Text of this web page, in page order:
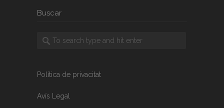
Buscar
Política de privacitat
Avís Legal